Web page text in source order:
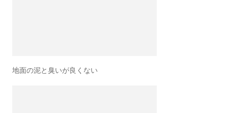
地面の泥と臭いが良くない